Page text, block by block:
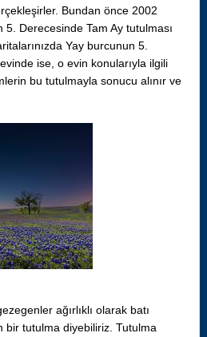
Bundan önce 2002
5. Derecesinde Tam Ay tutulması
Yay burcunun 5.
ise, o evin konularıyla ilgili
bu tutulmayla sonucu alınır ve
ağırlıklı olarak batı
bir tutulma diyebiliriz. Tutulma